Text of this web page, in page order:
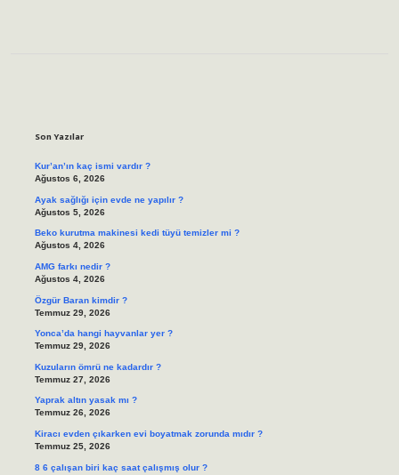
Son Yazılar
Kur’an’ın kaç ismi vardır ?
Ağustos 6, 2026
Ayak sağlığı için evde ne yapılır ?
Ağustos 5, 2026
Beko kurutma makinesi kedi tüyü temizler mi ?
Ağustos 4, 2026
AMG farkı nedir ?
Ağustos 4, 2026
Özgür Baran kimdir ?
Temmuz 29, 2026
Yonca’da hangi hayvanlar yer ?
Temmuz 29, 2026
Kuzuların ömrü ne kadardır ?
Temmuz 27, 2026
Yaprak altın yasak mı ?
Temmuz 26, 2026
Kiracı evden çıkarken evi boyatmak zorunda mıdır ?
Temmuz 25, 2026
8 6 çalışan biri kaç saat çalışmış olur ?